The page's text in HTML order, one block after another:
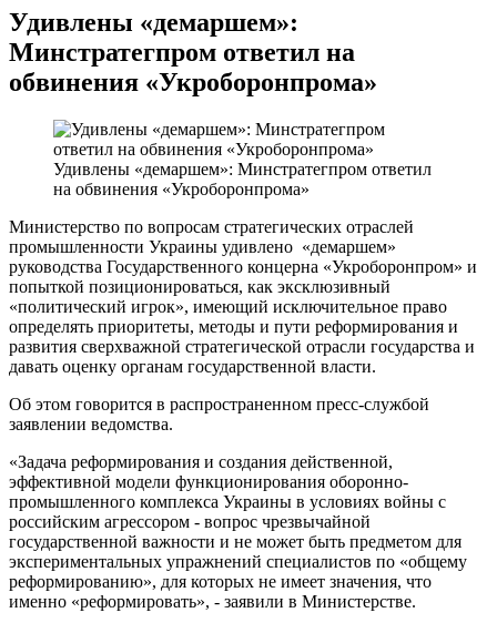
Удивлены «демаршем»:
Минстратегпром ответил на
обвинения «Укроборонпрома»
Удивлены «демаршем»: Минстратегпром ответил
на обвинения «Укроборонпрома»
Министерство по вопросам стратегических отраслей
промышленности Украины удивлено «демаршем»
руководства Государственного концерна «Укроборонпром» и
попыткой позиционироваться, как эксклюзивный
«политический игрок», имеющий исключительное право
определять приоритеты, методы и пути реформирования и
развития сверхважной стратегической отрасли государства и
давать оценку органам государственной власти.
Об этом говорится в распространенном пресс-службой
заявлении ведомства.
«Задача реформирования и создания действенной,
эффективной модели функционирования оборонно-
промышленного комплекса Украины в условиях войны с
российским агрессором - вопрос чрезвычайной
государственной важности и не может быть предметом для
экспериментальных упражнений специалистов по «общему
реформированию», для которых не имеет значения, что
именно «реформировать», - заявили в Министерстве.